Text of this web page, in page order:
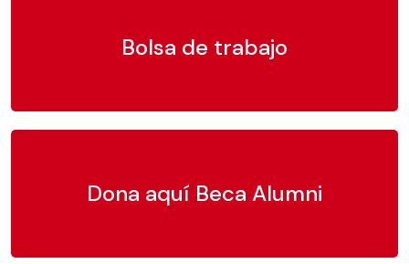
Bolsa de trabajo
Dona aquí Beca Alumni